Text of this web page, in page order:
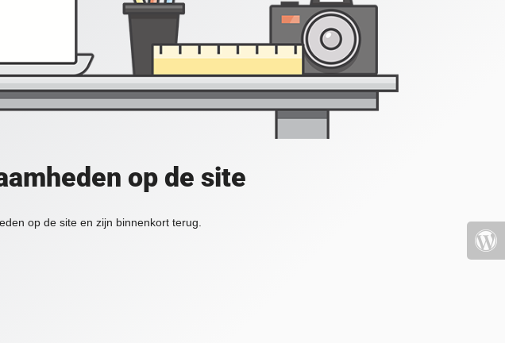
op de site
op de site en zijn binnenkort terug.